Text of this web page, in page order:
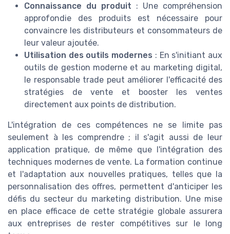
Connaissance du produit : Une compréhension
approfondie des produits est nécessaire pour
convaincre les distributeurs et consommateurs de
leur valeur ajoutée.
Utilisation des outils modernes : En s'initiant aux
outils de gestion moderne et au marketing digital,
le responsable trade peut améliorer l'efficacité des
stratégies de vente et booster les ventes
directement aux points de distribution.
L'intégration de ces compétences ne se limite pas
seulement à les comprendre ; il s'agit aussi de leur
application pratique, de même que l'intégration des
techniques modernes de vente. La formation continue
et l'adaptation aux nouvelles pratiques, telles que la
personnalisation des offres, permettent d'anticiper les
défis du secteur du marketing distribution. Une mise
en place efficace de cette stratégie globale assurera
aux entreprises de rester compétitives sur le long